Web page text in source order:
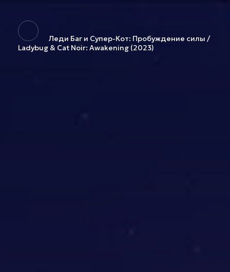
Леди Баг и Супер-Кот: Пробуждение силы /
Ladybug & Cat Noir: Awakening (2023)